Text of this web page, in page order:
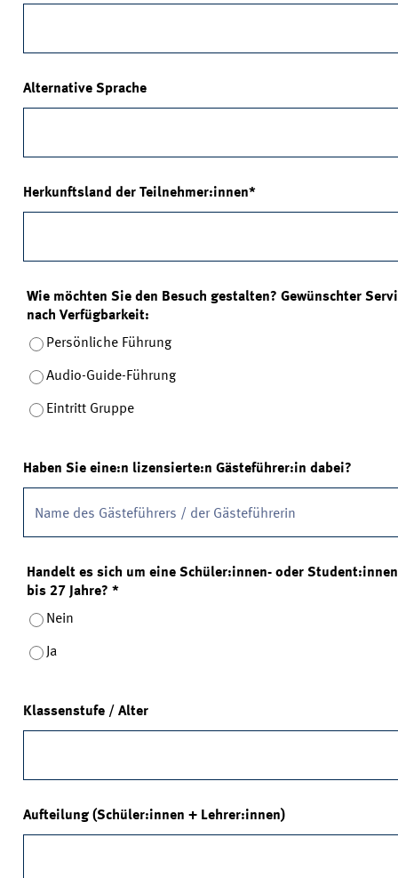
Alternative Sprache
Herkunftsland der Teilnehmer:innen
Wie möchten Sie den Besuch gestalten? Gewünschter
nach Verfügbarkeit:
Persönliche Führung
Audio-Guide-Führung
Eintritt Gruppe
Haben Sie eine:n lizensierte:n Gästeführer:in dabei?
Handelt es sich um eine Schüler:innen- oder
bis 27 Jahre? *
Nein
Ja
Klassenstufe / Alter
Aufteilung (Schüler:innen + Lehrer:innen)